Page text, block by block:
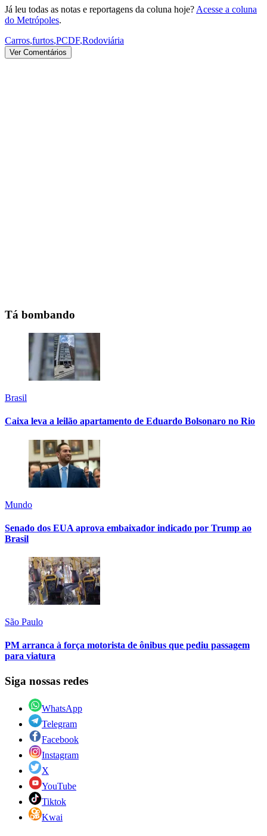
Já leu todas as notas e reportagens da coluna hoje? Acesse a coluna
do Metrópoles.
Carros,furtos,PCDF,Rodoviária
Ver Comentários
Tá bombando
Brasil
Caixa leva a leilão apartamento de Eduardo Bolsonaro no Rio
Mundo
Senado dos EUA aprova embaixador indicado por Trump ao
Brasil
São Paulo
PM arranca à força motorista de ônibus que pediu passagem
para viatura
Siga nossas redes
WhatsApp
Telegram
Facebook
Instagram
X
YouTube
Tiktok
Kwai